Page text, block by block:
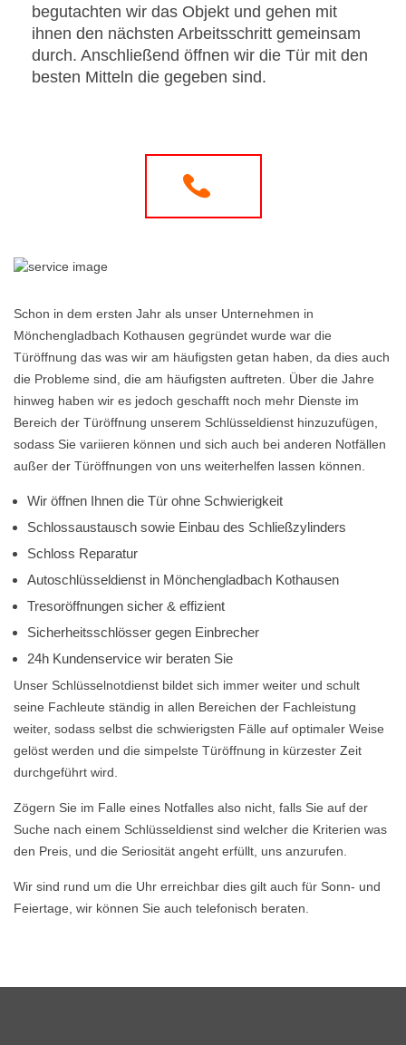
begutachten wir das Objekt und gehen mit
ihnen den nächsten Arbeitsschritt gemeinsam
durch. Anschließend öffnen wir die Tür mit den
besten Mitteln die gegeben sind.
Schon in dem ersten Jahr als unser Unternehmen in
Mönchengladbach Kothausen gegründet wurde war die
Türöffnung das was wir am häufigsten getan haben, da dies auch
die Probleme sind, die am häufigsten auftreten. Über die Jahre
hinweg haben wir es jedoch geschafft noch mehr Dienste im
Bereich der Türöffnung unserem Schlüsseldienst hinzuzufügen,
sodass Sie variieren können und sich auch bei anderen Notfällen
außer der Türöffnungen von uns weiterhelfen lassen können.
Wir öffnen Ihnen die Tür ohne Schwierigkeit
Schlossaustausch sowie Einbau des Schließzylinders
Schloss Reparatur
Autoschlüsseldienst in Mönchengladbach Kothausen
Tresoröffnungen sicher & effizient
Sicherheitsschlösser gegen Einbrecher
24h Kundenservice wir beraten Sie
Unser Schlüsselnotdienst bildet sich immer weiter und schult
seine Fachleute ständig in allen Bereichen der Fachleistung
weiter, sodass selbst die schwierigsten Fälle auf optimaler Weise
gelöst werden und die simpelste Türöffnung in kürzester Zeit
durchgeführt wird.
Zögern Sie im Falle eines Notfalles also nicht, falls Sie auf der
Suche nach einem Schlüsseldienst sind welcher die Kriterien was
den Preis, und die Seriosität angeht erfüllt, uns anzurufen.
Wir sind rund um die Uhr erreichbar dies gilt auch für Sonn- und
Feiertage, wir können Sie auch telefonisch beraten.